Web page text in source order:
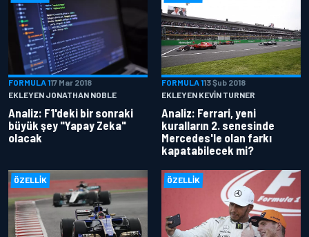
FORMULA 117 Mar 2018
EKLEYEN JONATHAN NOBLE
Analiz: F1'deki bir sonraki
büyük şey "Yapay Zeka"
olacak
FORMULA 113 Şub 2018
EKLEYEN KEVIN TURNER
Analiz: Ferrari, yeni
kuralların 2. senesinde
Mercedes'le olan farkı
kapatabilecek mi?
ÖZELLIK ÖZELLIK